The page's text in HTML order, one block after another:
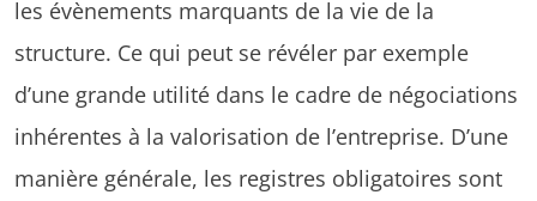
les évènements marquants de la vie de la
structure. Ce qui peut se révéler par exemple
d’une grande utilité dans le cadre de négociations
inhérentes à la valorisation de l’entreprise. D’une
manière générale, les registres obligatoires sont